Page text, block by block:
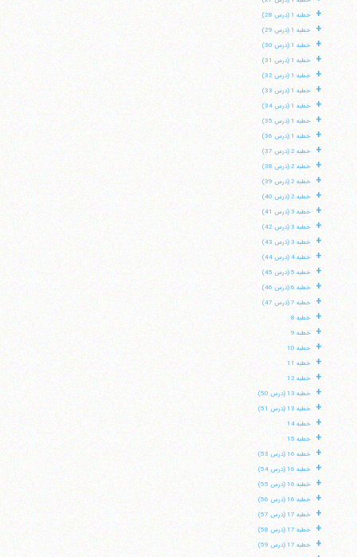
+ خطبه 1 (درس 28)
+ خطبه 1 (درس 29)
+ خطبه 1 (درس 30)
+ خطبه 1 (درس 31)
+ خطبه 1 (درس 32)
+ خطبه 1 (درس 33)
+ خطبه 1 (درس 34)
+ خطبه 1 (درس 35)
+ خطبه 1 (درس 36)
+ خطبه 2 (درس 37)
+ خطبه 2 (درس 38)
+ خطبه 2 (درس 39)
+ خطبه 2 (درس 40)
+ خطبه 3 (درس 41)
+ خطبه 3 (درس 42)
+ خطبه 3 (درس 43)
+ خطبه 4 (درس 44)
+ خطبه 5 (درس 45)
+ خطبه 6 (درس 46)
+ خطبه 7 (درس 47)
+ خطبه 8
+ خطبه 9
+ خطبه 10
+ خطبه 11
+ خطبه 12
+ خطبه 13 (درس 50)
+ خطبه 13 (درس 51)
+ خطبه 14
+ خطبه 15
+ خطبه 16 (درس 53)
+ خطبه 16 (درس 54)
+ خطبه 16 (درس 55)
+ خطبه 16 (درس 56)
+ خطبه 17 (درس 57)
+ خطبه 17 (درس 58)
+ خطبه 17 (درس 59)